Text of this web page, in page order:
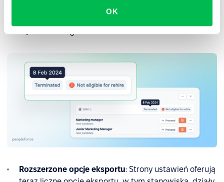
OK
zwrócić uwagę rekrutera. Osoby oznaczone jako
Rozszerzone opcje eksportu: Strony ustawień oferują